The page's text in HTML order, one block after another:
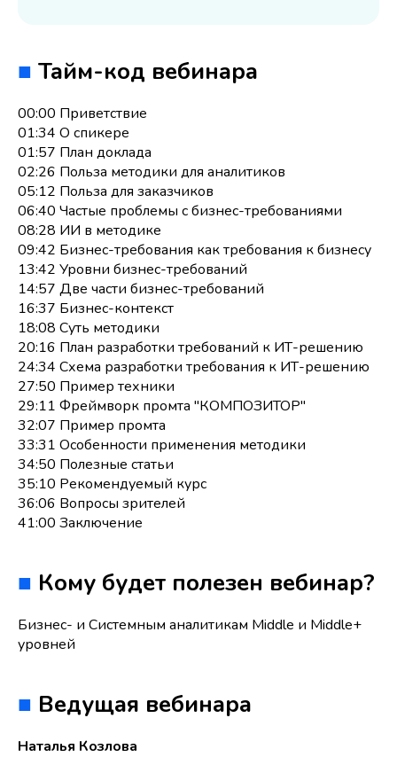
■ Тайм-код вебинара
00:00 Приветствие
01:34 О спикере
01:57 План доклада
02:26 Польза методики для аналитиков
05:12 Польза для заказчиков
06:40 Частые проблемы с бизнес-требованиями
08:28 ИИ в методике
09:42 Бизнес-требования как требования к бизнесу
13:42 Уровни бизнес-требований
14:57 Две части бизнес-требований
16:37 Бизнес-контекст
18:08 Суть методики
20:16 План разработки требований к ИТ-решению
24:34 Схема разработки требования к ИТ-решению
27:50 Пример техники
29:11 Фреймворк промта "КОМПОЗИТОР"
32:07 Пример промта
33:31 Особенности применения методики
34:50 Полезные статьи
35:10 Рекомендуемый курс
36:06 Вопросы зрителей
41:00 Заключение
■ Кому будет полезен вебинар?
Бизнес- и Системным аналитикам Middle и Middle+
уровней
■ Ведущая вебинара
Наталья Козлова